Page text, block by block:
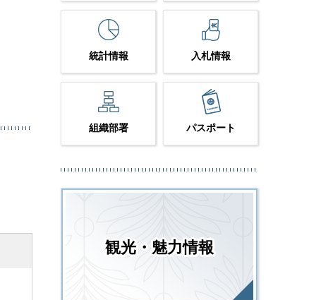
統計情報 入札情報
組織部署 パスポート
観光・魅力情報